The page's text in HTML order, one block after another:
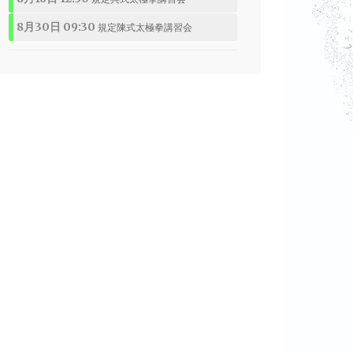
8月30日 09:30 規定陳式太極拳講習会